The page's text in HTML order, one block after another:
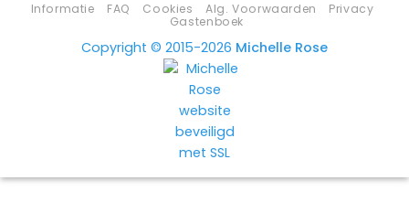
Informatie FAQ Cookies Alg. Voorwaarden
Privacy
Gastenboek
Copyright © 2015-2026 Michelle Rose